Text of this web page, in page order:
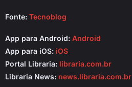
Fonte: Tecnoblog
App para Android: Android
App para iOS: iOS
Portal Libraria: libraria.com.br
Libraria News: news.libraria.com.br